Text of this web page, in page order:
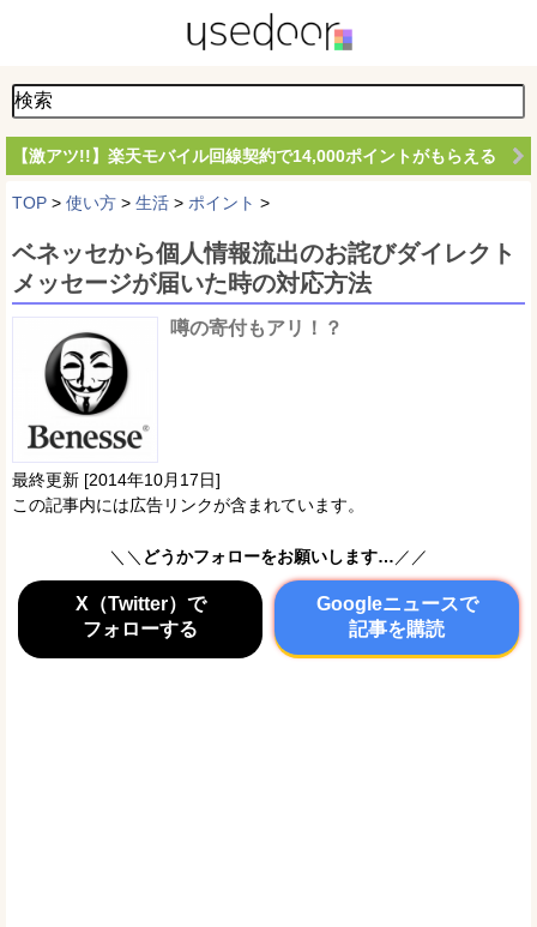
【激アツ!!】楽天モバイル回線契約で14,000ポイントがもらえる
TOP > 使い方 > 生活 > ポイント >
ベネッセから個人情報流出のお詫びダイレクト
メッセージが届いた時の対応方法
噂の寄付もアリ！？
最終更新 [2014年10月17日]
この記事内には広告リンクが含まれています。
＼＼ どうかフォローをお願いします… ／／
X（Twitter）で
フォローする
Googleニュースで
記事を購読